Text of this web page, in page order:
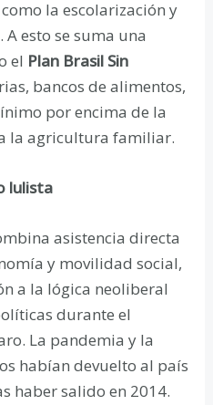
la escolarización y
esto se suma una
el Plan Brasil Sin
bancos de alimentos,
por encima de la
la agricultura familiar.
lulista
asistencia directa
y movilidad social,
a la lógica neoliberal
durante el
La pandemia y la
habían devuelto al país
haber salido en 2014.